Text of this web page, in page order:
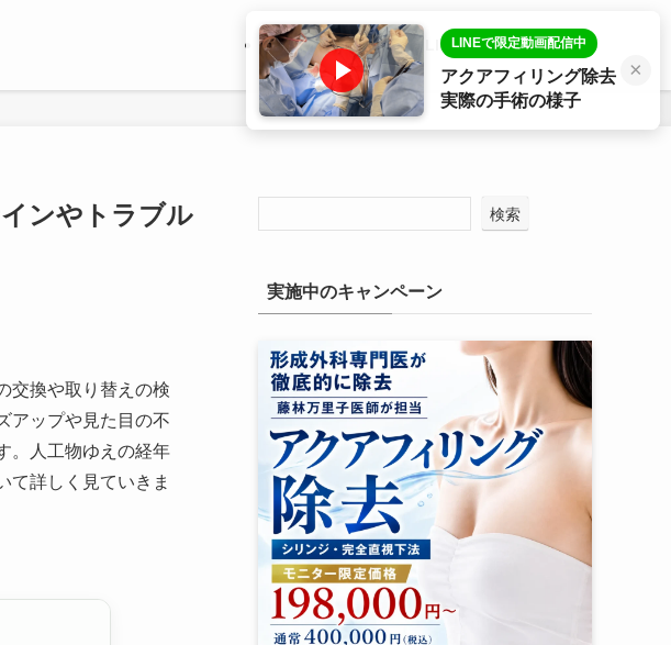
医師プロフィール LINE相談 症例写真
ンやトラブル
交換や取り替えの検
アップや見た目の不
。人工物ゆえの経年
て詳しく見ていきま
検索
実施中のキャンペーン
×
LINEで限定動画配信中
アクアフィリング除去
実際の手術の様子